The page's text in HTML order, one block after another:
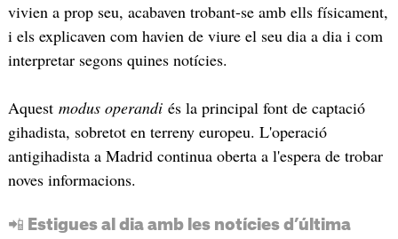
vivien a prop seu, acabaven trobant-se amb ells físicament,
i els explicaven com havien de viure el seu dia a dia i com
interpretar segons quines notícies.
Aquest modus operandiés la principal font de captació
gihadista, sobretot en terreny europeu. L'operació
antigihadista a Madrid continua oberta a l'espera de trobar
noves informacions.
📲 Estigues al dia amb les notícies d’última